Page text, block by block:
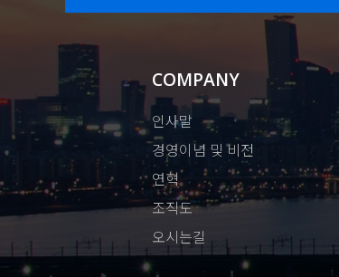
COMPANY
인사말
경영이념 및 비전
연혁
조직도
오시는길